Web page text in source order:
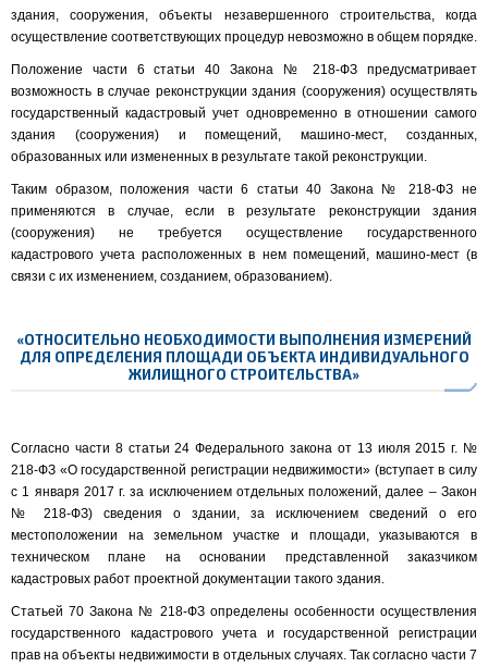
здания, сооружения, объекты незавершенного строительства, когда
осуществление соответствующих процедур невозможно в общем порядке.
Положение части 6 статьи 40 Закона № 218-ФЗ предусматривает
возможность в случае реконструкции здания (сооружения) осуществлять
государственный кадастровый учет одновременно в отношении самого
здания (сооружения) и помещений, машино-мест, созданных,
образованных или измененных в результате такой реконструкции.
Таким образом, положения части 6 статьи 40 Закона № 218-ФЗ не
применяются в случае, если в результате реконструкции здания
(сооружения) не требуется осуществление государственного
кадастрового учета расположенных в нем помещений, машино-мест (в
связи с их изменением, созданием, образованием).
«ОТНОСИТЕЛЬНО НЕОБХОДИМОСТИ ВЫПОЛНЕНИЯ ИЗМЕРЕНИЙ
ДЛЯ ОПРЕДЕЛЕНИЯ ПЛОЩАДИ ОБЪЕКТА ИНДИВИДУАЛЬНОГО
ЖИЛИЩНОГО СТРОИТЕЛЬСТВА»
Согласно части 8 статьи 24 Федерального закона от 13 июля 2015 г. №
218-ФЗ «О государственной регистрации недвижимости» (вступает в силу
с 1 января 2017 г. за исключением отдельных положений, далее – Закон
№ 218-ФЗ) сведения о здании, за исключением сведений о его
местоположении на земельном участке и площади, указываются в
техническом плане на основании представленной заказчиком
кадастровых работ проектной документации такого здания.
Статьей 70 Закона № 218-ФЗ определены особенности осуществления
государственного кадастрового учета и государственной регистрации
прав на объекты недвижимости в отдельных случаях. Так согласно части 7